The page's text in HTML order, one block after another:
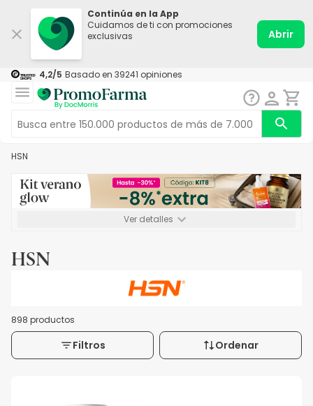
Continúa en la App
Cuidamos de ti con promociones
exclusivas
Abrir
4,2/5 Basado en 39241 opiniones
HSN
Ver detalles
HSN
898 productos
Filtros Ordenar